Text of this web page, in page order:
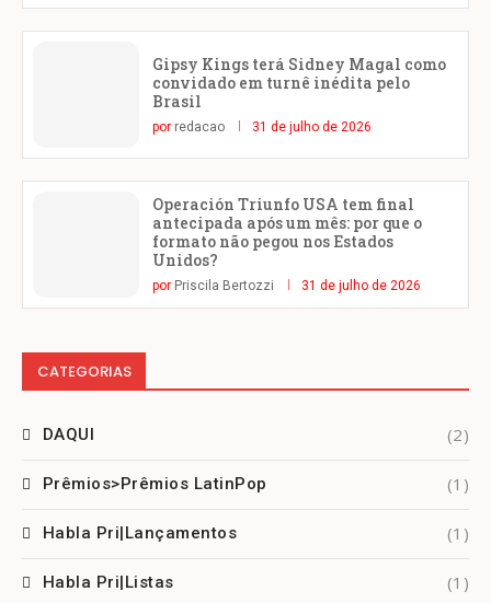
Gipsy Kings terá Sidney Magal como
convidado em turnê inédita pelo
Brasil
por redacao 31 de julho de 2026
Operación Triunfo USA tem final
antecipada após um mês: por que o
formato não pegou nos Estados
Unidos?
por Priscila Bertozzi 31 de julho de 2026
CATEGORIAS
DAQUI (2)
Prêmios>Prêmios LatinPop (1)
Habla Pri|Lançamentos (1)
Habla Pri|Listas (1)